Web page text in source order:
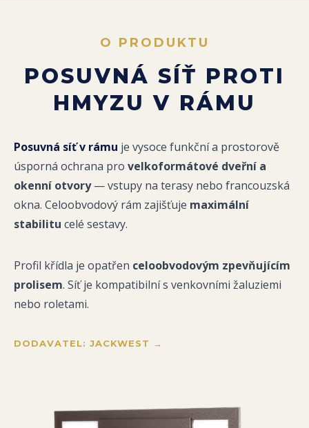
O PRODUKTU
POSUVNÁ SÍŤ PROTI
HMYZU V RÁMU
Posuvná síť v rámu je vysoce funkční a prostorově
úsporná ochrana pro velkoformátové dveřní a
okenní otvory— vstupy na terasy nebo francouzská
okna. Celoobvodový rám zajišťuje maximální
stabilitu celé sestavy.
Profil křídla je opatřen celoobvodovým zpevňujícím
prolisem. Síť je kompatibilní s venkovními žaluziemi
nebo roletami.
DODAVATEL: JACKWEST →